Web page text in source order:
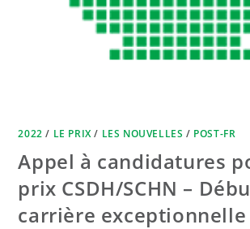
2022 / LE PRIX/ LES NOUVELLES / POST-FR
Appel à candidatures
prix CSDH/SCHN –
carrière exceptionnelle